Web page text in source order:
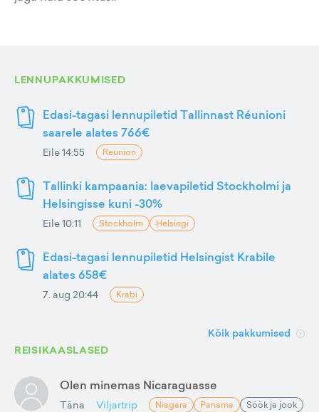
LENNUPAKKUMISED
Edasi-tagasi lennupiletid Tallinnast Réunioni
saarele alates 766€
Eile 14:55 Reunion
Tallinki kampaania: laevapiletid Stockholmi ja
Helsingisse kuni -30%
Eile 10:11 Stockholm Helsingi
Edasi-tagasi lennupiletid Helsingist Krabile
alates 658€
7. aug 20:44 Krabi
Kõik pakkumised
REISIKAASLASED
Olen minemas Nicaraguasse
Täna Viljartrip Niagara Panama Söök ja jook